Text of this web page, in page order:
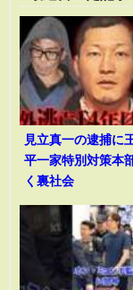
見立真一の逮捕に
平一家特別対策本
く裏社会